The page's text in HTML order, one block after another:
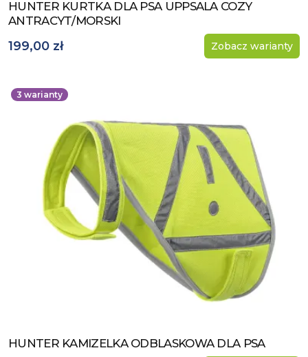
Zobacz produkt
HUNTER KURTKA DLA PSA UPPSALA COZY
ANTRACYT/MORSKI
199,00 zł Zobacz warianty
3 warianty
Zobacz produkt
HUNTER KAMIZELKA ODBLASKOWA DLA PSA